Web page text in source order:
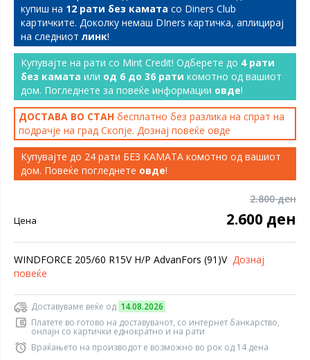
купиш на 12 рати без камата со Diners Club
картичките. Доколку немаш DIners картичка, аплицирај
на следниот линк!
Купувајте на рати со Mint Credit! Одберете до 4 рати
без камата или од 6 до 36 рати комотно од вашиот
дом. Погледнете за повеќе информации овде!
ДОСТАВА ВО СТАН бесплатно без разлика на спрат на
подрачје на град Скопје. Дознај повеќе овде
Купувајте до 24 рати БЕЗ КАМАТА комотно од вашиот
дом. Повеќе погледнете овде!
2.800 ден
Цена 2.600 ден
WINDFORCE 205/60 R15V H/P AdvanFors (91)V Дознај
повеќе
Доставуваме веќе од 14.08.2026
Платете во готово на доставувачот, со интернет банкарство,
онлајн со картички еднократно и на рати
Враќањето на производот е возможно во рок од 14 дена